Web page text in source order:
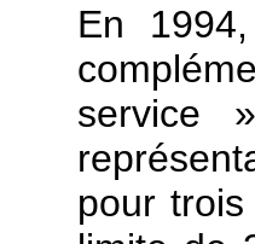
En
service
pour